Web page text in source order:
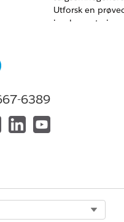
Utforsk en
Produsenter av
Konfigurere
Maksimer
syklustellinger
HJALP DENNE
La oss få vite det
6389